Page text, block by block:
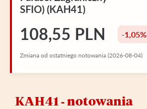
SFIO) (KAH41)
108,55 PLN -1,05%
Zmiana od ostatniego notowania (2026-08-04)
KAH41 ‑ notowania